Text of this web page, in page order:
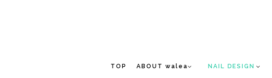
TOP ABOUT walea NAIL DESIGN